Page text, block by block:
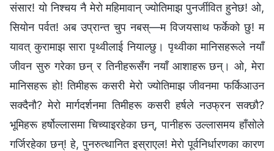
संसार! यो निश्चय नै मेरो महिमावान् ज्योतिमाझ पुनर्जीवित हुनेछ! ओ,
सियोन पर्वत! अब उप्रान्त चुप नबस्—म विजयसाथ फर्केको छु! म
यावत् कुरामाझ सारा पृथ्वीलाई नियाल्छु। पृथ्वीका मानिसहरूले नयाँ
जीवन सुरु गरेका छन् र तिनीहरूसँग नयाँ आशाहरू छन्। ओ, मेरा
मानिसहरू हो! तिमीहरू कसरी मेरो ज्योतिमाझ जीवनमा फर्किआउन
सक्दैनौ? मेरो मार्गदर्शनमा तिमीहरू कसरी हर्षले नउफ्रन सक्छौ?
भूमिहरू हर्षोल्लासमा चिच्याइरहेका छन्, पानीहरू उल्लासमय हाँसोले
गर्जिरहेका छन्! हे, पुनरुत्थानित इस्राएल! मेरो पूर्वनिर्धारणका कारण